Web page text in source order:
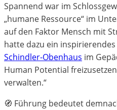
Spannend war im
„humane Ressource“ im
auf den Faktor Mensch mit
hatte dazu ein
Schindler-Obenhaus im
Human Potential
verwalten.“
🧭 Führung bedeutet